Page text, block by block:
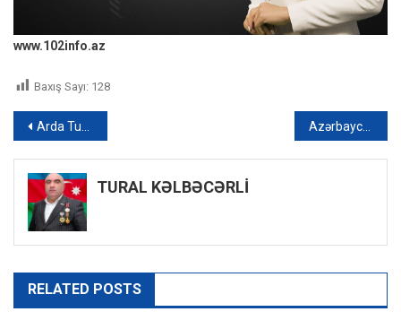
www.102info.az
Baxış Sayı: 128
Yazı
naviqasiyası
Arda Turanın sabiq məşqçisi: “Namiq də, Araz da Türkiyədə səhv kluba getdilər” – MÜSAHİBƏ + FOTO Azərbaycanda sərxoş kişi qayınanasını zorladı
TURAL KƏLBƏCƏRLİ
RELATED POSTS